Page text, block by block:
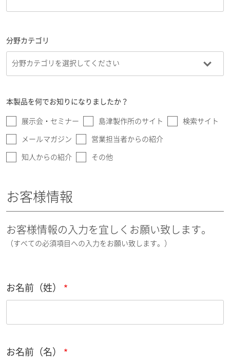
分野カテゴリ
本製品を何でお知りになりましたか？
展示会・セミナー 島津製作所のサイト 検索サイト
メールマガジン 営業担当者からの紹介
知人からの紹介 その他
お客様情報
お客様情報の入力を宜しくお願い致します。
（すべての必須項目への入力をお願い致します。）
お名前（姓）
お名前（名）